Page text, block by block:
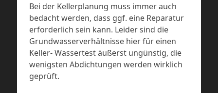
Bei der Kellerplanung muss immer auch
bedacht werden, dass ggf. eine Reparatur
erforderlich sein kann. Leider sind die
Grundwasserverhältnisse hier für einen
Keller- Wassertest äußerst ungünstig, die
wenigsten Abdichtungen werden wirklich
geprüft.